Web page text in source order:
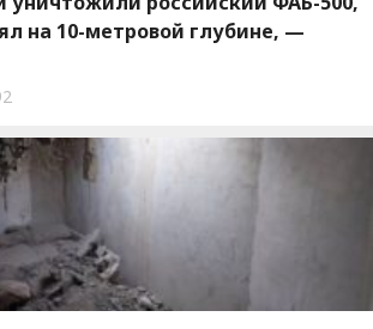
на 10-метровой глубине, —